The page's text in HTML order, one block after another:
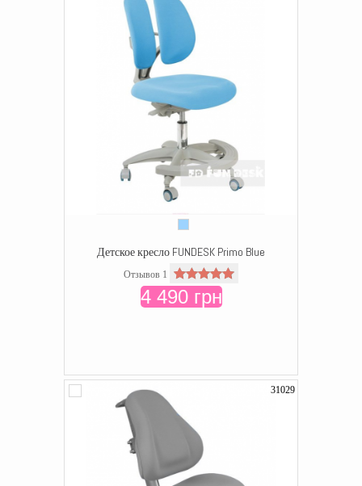
Детское кресло FUNDESK Primo Blue
Отзывов 1
4 490 грн
31029